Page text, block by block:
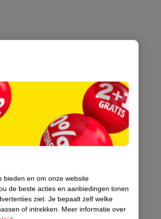
bieden en om onze website
de beste acties en aanbiedingen tonen
ziet. Je bepaalt zelf welke
of intrekken. Meer informatie over